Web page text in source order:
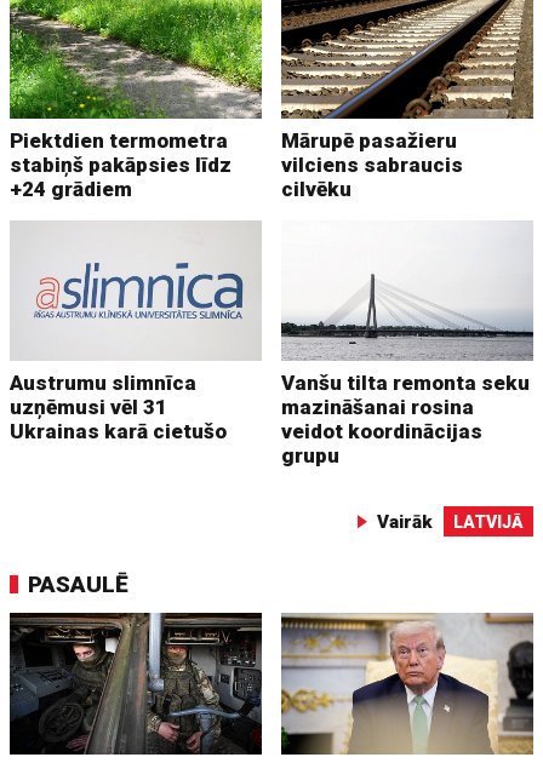
Piektdien termometra
stabiņš pakāpsies līdz
+24 grādiem
Mārupē pasažieru
vilciens sabraucis
cilvēku
Austrumu slimnīca
uzņēmusi vēl 31
Ukrainas karā cietušo
Vanšu tilta remonta seku
mazināšanai rosina
veidot koordinācijas
grupu
Vairāk LATVIJĀ
PASAULĒ